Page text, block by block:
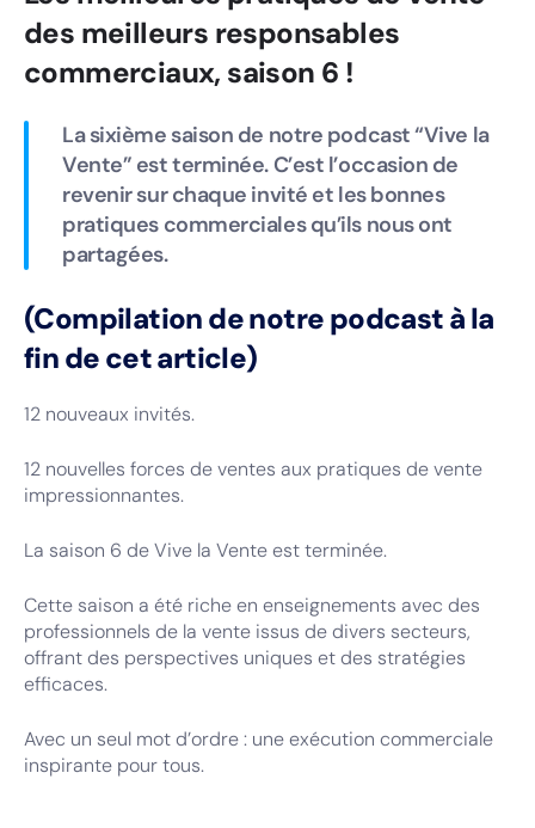
des meilleurs responsables
commerciaux, saison 6 !
La sixième saison de notre podcast “Vive la
Vente” est terminée. C’est l’occasion de
revenir sur chaque invité et les bonnes
pratiques commerciales qu’ils nous ont
partagées.
(Compilation de notre podcast à la
fin de cet article)
12 nouveaux invités.
12 nouvelles forces de ventes aux pratiques de vente
impressionnantes.
La saison 6 de Vive la Vente est terminée.
Cette saison a été riche en enseignements avec des
professionnels de la vente issus de divers secteurs,
offrant des perspectives uniques et des stratégies
efficaces.
Avec un seul mot d’ordre : une exécution commerciale
inspirante pour tous.